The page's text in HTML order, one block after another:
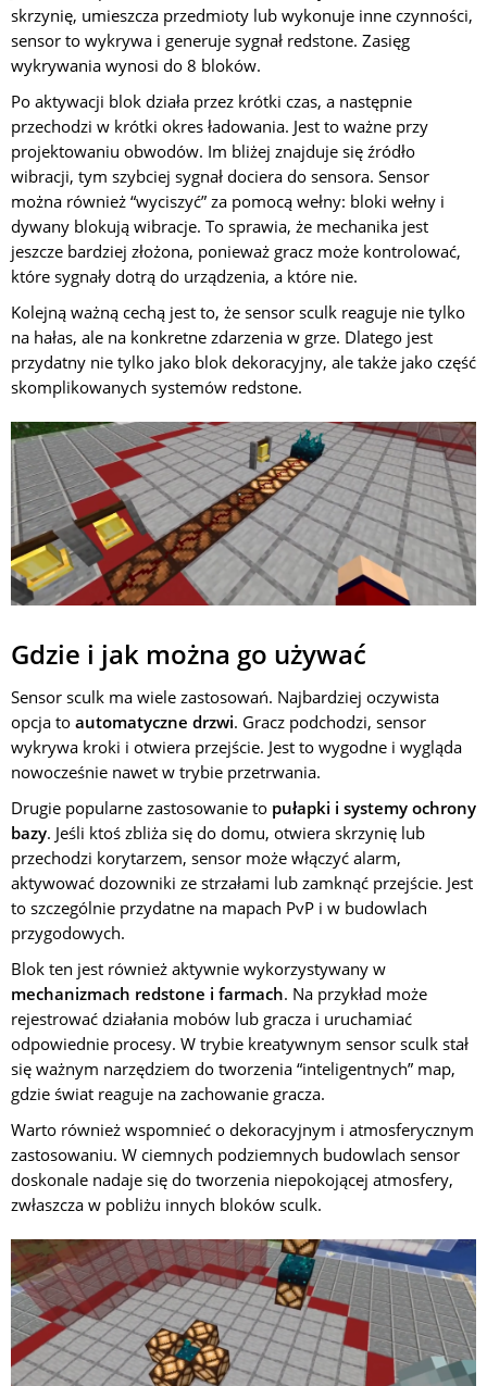
skrzynię, umieszcza przedmioty lub wykonuje inne czynności,
sensor to wykrywa i generuje sygnał redstone. Zasięg
wykrywania wynosi do 8 bloków.
Po aktywacji blok działa przez krótki czas, a następnie
przechodzi w krótki okres ładowania. Jest to ważne przy
projektowaniu obwodów. Im bliżej znajduje się źródło
wibracji, tym szybciej sygnał dociera do sensora. Sensor
można również “wyciszyć” za pomocą wełny: bloki wełny i
dywany blokują wibracje. To sprawia, że mechanika jest
jeszcze bardziej złożona, ponieważ gracz może kontrolować,
które sygnały dotrą do urządzenia, a które nie.
Kolejną ważną cechą jest to, że sensor sculk reaguje nie tylko
na hałas, ale na konkretne zdarzenia w grze. Dlatego jest
przydatny nie tylko jako blok dekoracyjny, ale także jako część
skomplikowanych systemów redstone.
Gdzie i jak można go używać
Sensor sculk ma wiele zastosowań. Najbardziej oczywista
opcja to automatyczne drzwi. Gracz podchodzi, sensor
wykrywa kroki i otwiera przejście. Jest to wygodne i wygląda
nowocześnie nawet w trybie przetrwania.
Drugie popularne zastosowanie to pułapki i systemy ochrony
bazy. Jeśli ktoś zbliża się do domu, otwiera skrzynię lub
przechodzi korytarzem, sensor może włączyć alarm,
aktywować dozowniki ze strzałami lub zamknąć przejście. Jest
to szczególnie przydatne na mapach PvP i w budowlach
przygodowych.
Blok ten jest również aktywnie wykorzystywany w
mechanizmach redstone i farmach. Na przykład może
rejestrować działania mobów lub gracza i uruchamiać
odpowiednie procesy. W trybie kreatywnym sensor sculk stał
się ważnym narzędziem do tworzenia “inteligentnych” map,
gdzie świat reaguje na zachowanie gracza.
Warto również wspomnieć o dekoracyjnym i atmosferycznym
zastosowaniu. W ciemnych podziemnych budowlach sensor
doskonale nadaje się do tworzenia niepokojącej atmosfery,
zwłaszcza w pobliżu innych bloków sculk.